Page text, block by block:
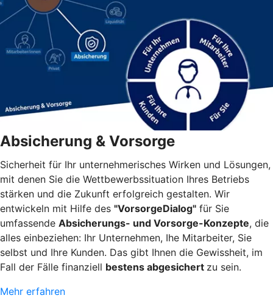
Absicherung & Vorsorge
Sicherheit für Ihr unternehmerisches Wirken und Lösungen,
mit denen Sie die Wettbewerbssituation Ihres Betriebs
stärken und die Zukunft erfolgreich gestalten. Wir
entwickeln mit Hilfe des "VorsorgeDialog" für Sie
umfassende Absicherungs- und Vorsorge-Konzepte, die
alles einbeziehen: Ihr Unternehmen, Ihe Mitarbeiter, Sie
selbst und Ihre Kunden. Das gibt Ihnen die Gewissheit, im
Fall der Fälle finanziell bestens abgesichert zu sein.
Mehr erfahren